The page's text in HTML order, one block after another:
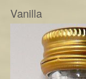
Vanilla